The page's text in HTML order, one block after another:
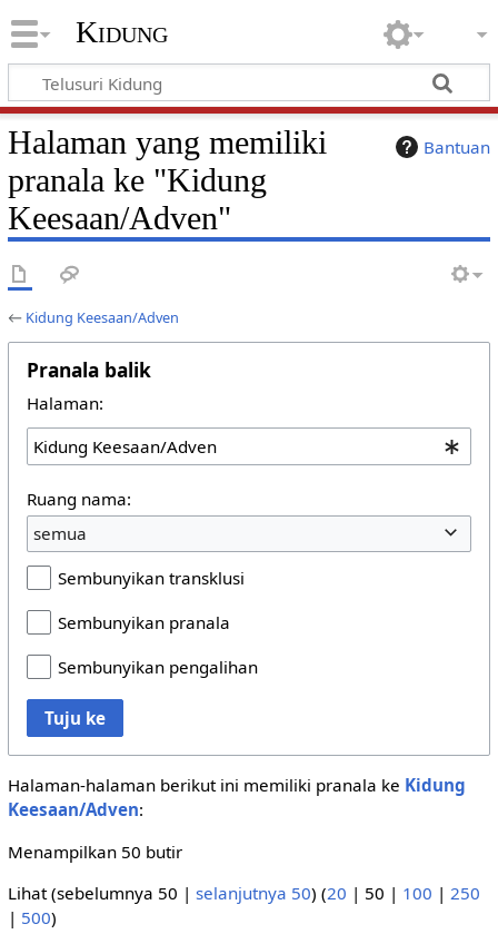
Kidung
Bantuan
Halaman yang memiliki
pranala ke "Kidung
Keesaan/Adven"
← Kidung Keesaan/Adven
Pranala balik
Halaman:
Ruang nama:
semua
Sembunyikan transklusi
Sembunyikan pranala
Sembunyikan pengalihan
Tuju ke
Halaman-halaman berikut ini memiliki pranala ke Kidung
Keesaan/Adven:
Menampilkan 50 butir
Lihat (sebelumnya 50 | selanjutnya 50) (20 | 50 | 100 | 250
| 500)